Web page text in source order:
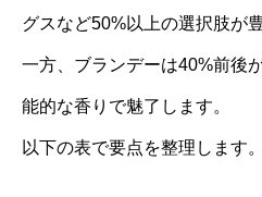
グスなど50%以上の選択肢が豊
一方、ブランデーは40%前後
能的な香りで魅了します。
以下の表で要点を整理します。